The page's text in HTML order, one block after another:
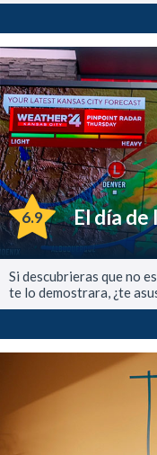
6.9 El día de
Si descubrieras que no
te lo demostrara, ¿te